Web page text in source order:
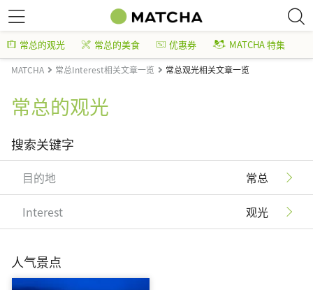
常总的观光 常总的美食 优惠券 MATCHA 特集
MATCHA 常总Interest相关文章一览 常总观光相关文章一览
常总的观光
搜索关键字
目的地 常总
Interest 观光
人气景点